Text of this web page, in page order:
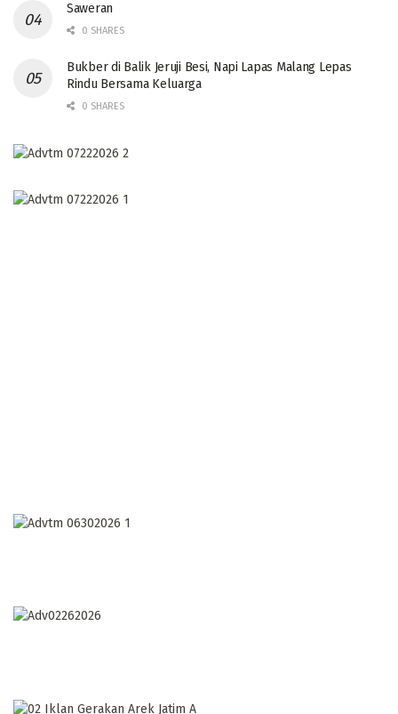
Saweran
0 SHARES
Bukber di Balik Jeruji Besi, Napi Lapas Malang Lepas
Rindu Bersama Keluarga
0 SHARES